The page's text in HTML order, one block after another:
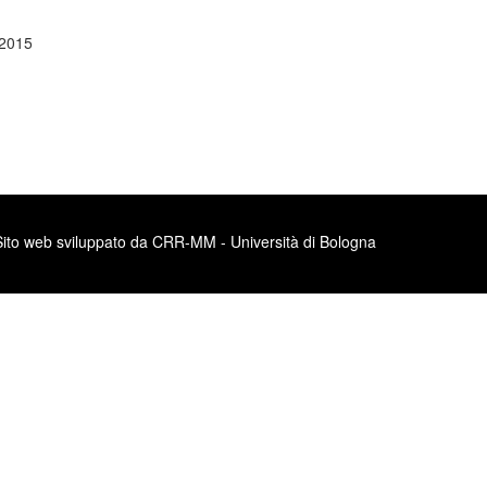
web sviluppato da CRR-MM - Università di Bologna